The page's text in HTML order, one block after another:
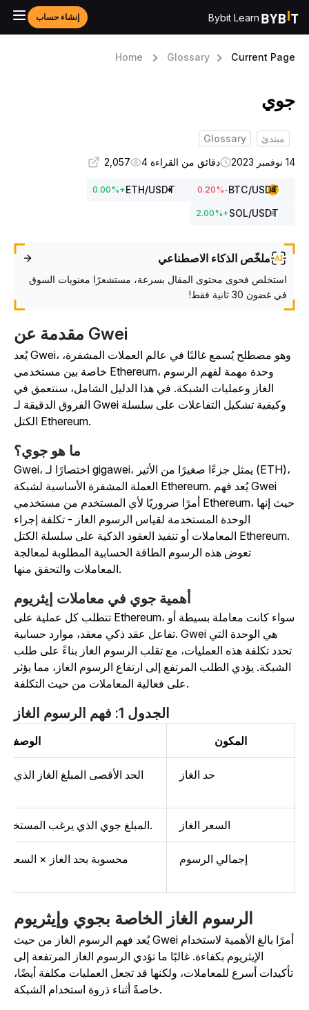
Bybit Learn إنشاء حساب
Home Glossary Current
مبتدئ
Glossary
دقائق من القراءة 4 2,057
BTC/USDT
-0.20
%
ETH/USDT
+
0.00%
SOL/USDT
+
2.00%
ملخّص الذكاء الاصطناعي
استخلص فحوى محتوى المقال بسرعة، مستشعرًا معنويات السوق
في غضون 30 ثانية فقط!
مقدمة عن Gwei
يُعد Gwei، وهو مصطلح يُسمع غالبًا في عالم العملات المشفرة،
خاصة بين مستخدمي Ethereum، وحدة مهمة لفهم الرسوم
الغاز وعمليات الشبكة. في هذا الدليل الشامل، سنتعمق في
الفروق الدقيقة لـ Gwei وكيفية تشكيل التفاعلات على سلسلة
الكتل Ethereum.
ما هو جوي؟
Gwei، اختصارًا لـ gigawei، يمثل جزءًا صغيرًا من الأثير (ETH)،
العملة المشفرة الأساسية لشبكة Ethereum. يُعد فهم Gwei
أمرًا ضروريًا لأي المستخدم من مستخدمي Ethereum، حيث إنها
الوحدة المستخدمة لقياس الرسوم الغاز - تكلفة إجراء
المعاملات أو تنفيذ العقود الذكية على سلسلة الكتل Ethereum.
تعوض هذه الرسوم الطاقة الحسابية المطلوبة لمعالجة
أهمية جوي في معاملات إيثريوم
تتطلب كل عملية على Ethereum، سواء كانت معاملة بسيطة أو
تفاعل عقد ذكي معقد، موارد حسابية. Gwei هي الوحدة التي
تحدد تكلفة هذه العمليات، مع تقلب الرسوم الغاز بناءً على طلب
الشبكة. يؤدي الطلب المرتفع إلى ارتفاع الرسوم الغاز، مما يؤثر
الجدول 1: فهم الرسوم الغاز
المكون الوصف
حد الغاز الحد الأقصى المبلغ الغاز الذي
السعر الغاز
إجمالي الرسوم محسوبة بحد الغاز × السعر. هذه
الرسوم الغاز الخاصة بجوي وإيثريوم
يُعد فهم الرسوم الغاز من حيث Gwei أمرًا بالغ الأهمية لاستخدام
الإيثريوم بكفاءة. غالبًا ما تؤدي الرسوم الغاز المرتفعة إلى
تأكيدات أسرع للمعاملات، ولكنها قد تجعل العمليات مكلفة أيضًا،